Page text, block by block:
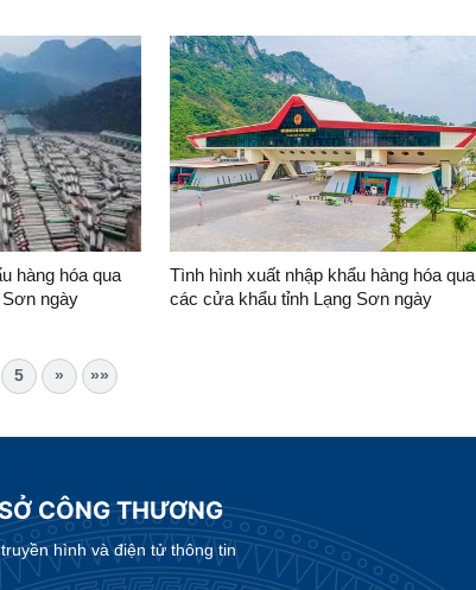
hàng hóa qua
ngày
Tình hình xuất nhập khẩu hàng hóa qua
các cửa khẩu tỉnh Lạng Sơn ngày
5 » »»
CÔNG THƯƠNG
hình và điện tử thông tin